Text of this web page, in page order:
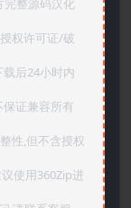
完整源码汉化
权许可证/破
后24小时内
证兼容所有
性,但不含授权
使用360Zip进